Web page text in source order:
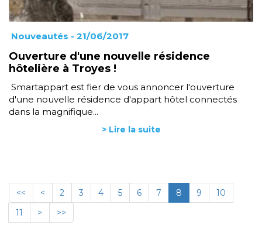
Nouveautés - 21/06/2017
Ouverture d'une nouvelle résidence
hôtelière à Troyes !
Smartappart est fier de vous annoncer l'ouverture
d'une nouvelle résidence d'appart hôtel connectés
dans la magnifique...
> Lire la suite
<< < 2 3 4 5 6 7 8 9
10
11
> >>